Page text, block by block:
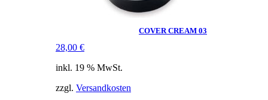
COVER CREAM 03
28,00 €
inkl. 19 % MwSt.
zzgl. Versandkosten